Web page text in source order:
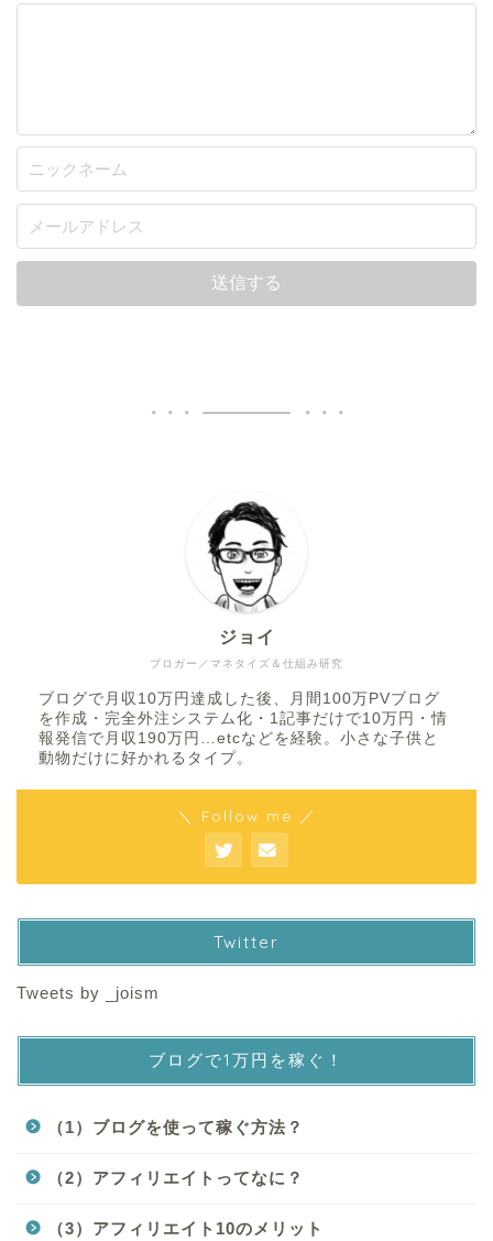
ブロガー／マネタイズ＆仕組み研究
ジョイ
ブログで月収10万円達成した後、月間100万PVブログ
を作成・完全外注システム化・1記事だけで10万円・情
報発信で月収190万円…etcなどを経験。小さな子供と
動物だけに好かれるタイプ。
＼ Follow me ／
Twitter
Tweets by _joism
ブログで1万円を稼ぐ！
（1）ブログを使って稼ぐ方法？
（2）アフィリエイトってなに？
（3）アフィリエイト10のメリット